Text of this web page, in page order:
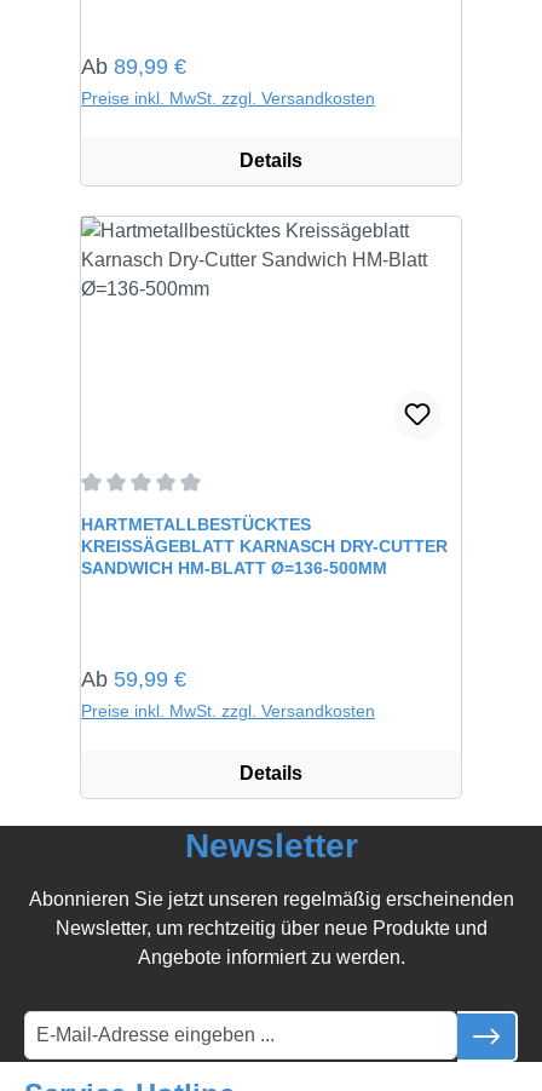
Regulärer Preis:
Ab 89,99 €
Preise inkl. MwSt. zzgl. Versandkosten
Details
Durchschnittliche Bewertung von 0 von 5 Sternen
HARTMETALLBESTÜCKTES
KREISSÄGEBLATT KARNASCH DRY-CUTTER
SANDWICH HM-BLATT Ø=136-500MM
Regulärer Preis:
Ab 59,99 €
Preise inkl. MwSt. zzgl. Versandkosten
Details
Newsletter
Abonnieren Sie jetzt unseren regelmäßig erscheinenden
Newsletter, um rechtzeitig über neue Produkte und
Angebote informiert zu werden.